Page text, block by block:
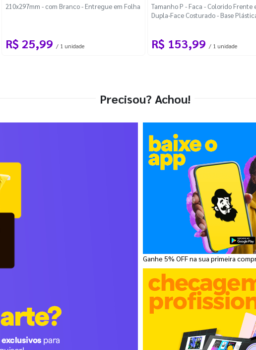
210x297mm - com Branco - Entregue em Folha
R$ 25,99 / 1 unidade
Tamanho P - Faca - Colorido Frente
Dupla-Face Costurado - Base
R$ 153,99 / 1 unidade
Precisou? Achou!
Ganhe 5% OFF na sua primeira